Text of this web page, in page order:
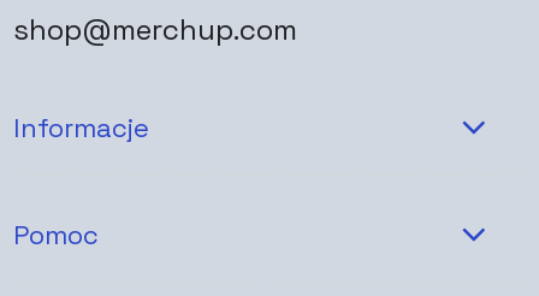
shop@merchup.com
Informacje
Pomoc